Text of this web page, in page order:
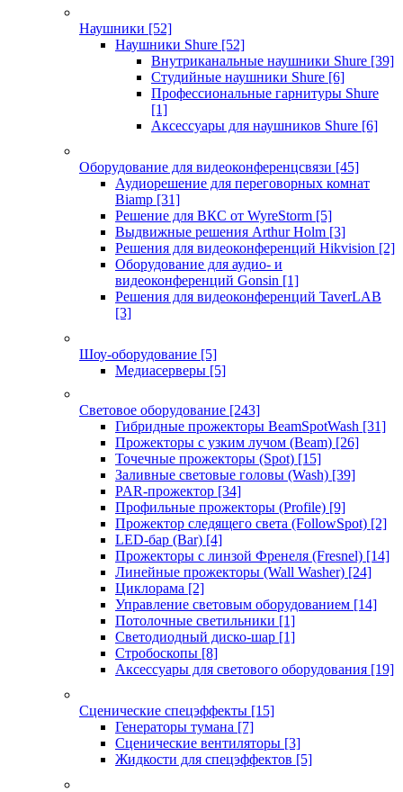
Наушники [52]
Наушники Shure [52]
Внутриканальные наушники Shure [39]
Студийные наушники Shure [6]
Профессиональные гарнитуры Shure
[1]
Аксессуары для наушников Shure [6]
Оборудование для видеоконференцсвязи [45]
Аудиорешение для переговорных комнат
Biamp [31]
Решение для ВКС от WyreStorm [5]
Выдвижные решения Arthur Holm [3]
Решения для видеоконференций Hikvision [2]
Оборудование для аудио- и
видеоконференций Gonsin [1]
Решения для видеоконференций TaverLAB
[3]
Шоу-оборудование [5]
Медиасерверы [5]
Световое оборудование [243]
Гибридные прожекторы BeamSpotWash [31]
Прожекторы с узким лучом (Beam) [26]
Точечные прожекторы (Spot) [15]
Заливные световые головы (Wash) [39]
PAR-прожектор [34]
Профильные прожекторы (Profile) [9]
Прожектор следящего света (FollowSpot) [2]
LED-бар (Bar) [4]
Прожекторы с линзой Френеля (Fresnel) [14]
Линейные прожекторы (Wall Washer) [24]
Циклорама [2]
Управление световым оборудованием [14]
Потолочные светильники [1]
Светодиодный диско-шар [1]
Стробоскопы [8]
Аксессуары для светового оборудования [19]
Сценические спецэффекты [15]
Генераторы тумана [7]
Сценические вентиляторы [3]
Жидкости для спецэффектов [5]